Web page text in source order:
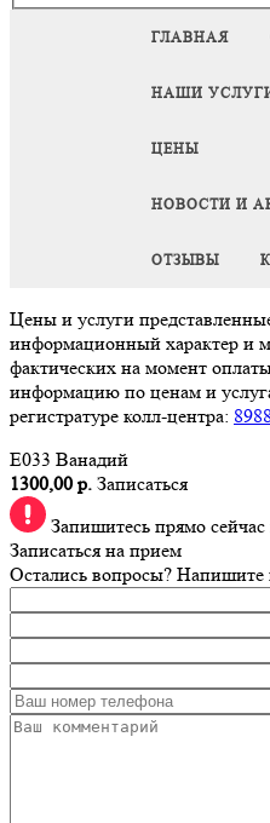
ГЛАВНАЯ
НАШИ
ЦЕНЫ
НОВОСТИ И
ОТЗЫВЫ
Цены и услуги
информационный характер и
фактических на момент
информацию по ценам и
регистратуре колл-центра:
E033 Ванадий
1300,00 р. Записаться
Запишитесь прямо
Записаться на прием
Остались вопросы? Напишите